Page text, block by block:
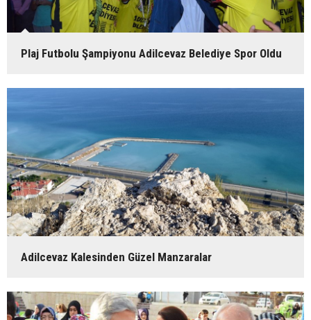
Plaj Futbolu Şampiyonu Adilcevaz Belediye Spor Oldu
Adilcevaz Kalesinden Güzel Manzaralar